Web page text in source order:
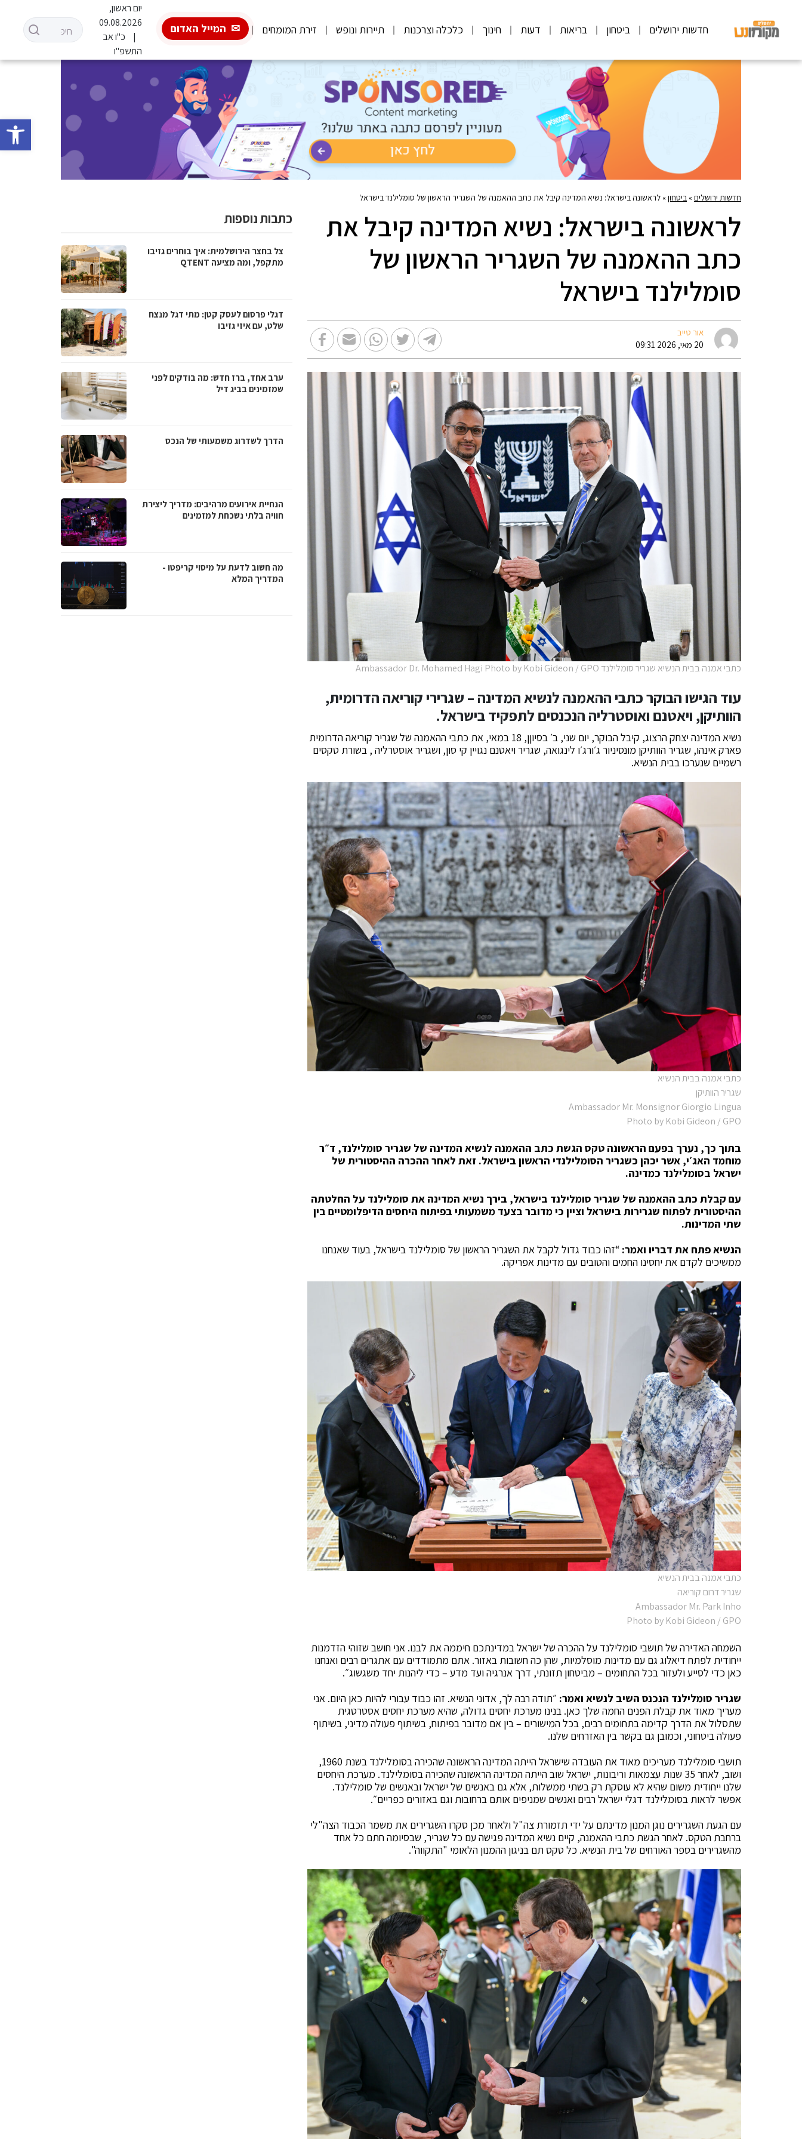
פתח
חדשות ירושלים ביטחון בריאות דעות חינוך כלכלה וצרכנות תיירות ונופש זירת המומחים המייל האדום
יום ראשון,
09.08.2026
כ"ו אב
התשפ"ו
חדשות ירושלים» ביטחון» לראשונה בישראל: נשיא המדינה קיבל את כתב ההאמנה של השגריר הראשון של סומלילנד בישראל
לראשונה בישראל: נשיא המדינה קיבל את
כתב ההאמנה של השגריר הראשון של
סומלילנד בישראל
אור טייב
20 מאי, 2026 09:31
כתבי אמנה בבית הנשיא שגריר סומלילנד Ambassador Dr. Mohamed Hagi Photo by Kobi Gideon / GPO
עוד הגישו הבוקר כתבי ההאמנה לנשיא המדינה – שגרירי קוריאה הדרומית,
הוותיקן, ויאטנם ואוסטרליה הנכנסים לתפקיד בישראל.
נשיא המדינה יצחק הרצוג, קיבל הבוקר, יום שני, ב׳ בסיוןן, 18 במאי, את כתבי ההאמנה של שגריר קוריאה הדרומית
פארק אינהו, שגריר הוותיקן מונסיניור ג׳ורג׳ו לינגואה, שגריר ויאטנם נגויין קי סון, ושגריר אוסטרליה , בשורת טקסים
רשמיים שנערכו בבית הנשיא.
כתבי אמנה בבית הנשיא
שגריר הוותיקן
Ambassador Mr. Monsignor Giorgio Lingua
Photo by Kobi Gideon / GPO
בתוך כך, נערך בפעם הראשונה טקס הגשת כתב ההאמנה לנשיא המדינה של שגריר סומלילנד, ד״ר
מוחמד האג׳י, אשר יכהן כשגריר הסומלילנדי הראשון בישראל. זאת לאחר ההכרה ההיסטורית של
ישראל בסומלילנד כמדינה.
עם קבלת כתב ההאמנה של שגריר סומלילנד בישראל, בירך נשיא המדינה את סומלילנד על החלטתה
ההיסטורית לפתוח שגרירות בישראל וציין כי מדובר בצעד משמעותי בפיתוח היחסים הדיפלומטיים בין
שתי המדינות.
הנשיא פתח את דבריו ואמר: “זהו כבוד גדול לקבל את השגריר הראשון של סומלילנד בישראל, בעוד שאנחנו
ממשיכים לקדם את יחסינו החמים והטובים עם מדינות אפריקה.
כתבי אמנה בבית הנשיא
שגריר דרום קוריאה
Ambassador Mr. Park Inho
Photo by Kobi Gideon / GPO
השמחה האדירה של תושבי סומלילנד על ההכרה של ישראל במדינתכם חיממה את לבנו. אני חושב שזוהי הזדמנות
ייחודית לפתח דיאלוג גם עם מדינות מוסלמיות, שהן כה חשובות באזור. אתם מתמודדים עם אתגרים רבים ואנחנו
כאן כדי לסייע ולעזור בכל התחומים – מביטחון תזונתי, דרך אנרגיה ועד מדע – כדי ליהנות יחד משגשוג״.
שגריר סומלילנד הנכנס השיב לנשיא ואמר: ״תודה רבה לך, אדוני הנשיא. זהו כבוד עבורי להיות כאן היום. אני
מעריך מאוד את קבלת הפנים החמה שלך כאן. בנינו מערכת יחסים גדולה, שהיא מערכת יחסים אסטרטגית
שתסלול את הדרך קדימה בתחומים רבים, בכל המישורים – בין אם מדובר בפיתוח, בשיתוף פעולה מדיני, בשיתוף
פעולה ביטחוני, וכמובן גם בקשר בין האזרחים שלנו.
תושבי סומלילנד מעריכים מאוד את העובדה שישראל הייתה המדינה הראשונה שהכירה בסומלילנד בשנת 1960,
ושוב, לאחר 35 שנות עצמאות וריבונות, ישראל שוב הייתה המדינה הראשונה שהכירה בסומלילנד. מערכת היחסים
שלנו ייחודית משום שהיא לא עוסקת רק בשתי ממשלות, אלא גם באנשים של ישראל ובאנשים של סומלילנד.
אפשר לראות בסומלילנד דגלי ישראל רבים ואנשים שמניפים אותם ברחובות וגם באזורים כפריים״.
עם הגעת השגרירים נוגן המנון מדינתם על ידי תזמורת צה"ל ולאחר מכן סקרו השגרירים את משמר הכבוד הצה"לי
ברחבת הטקס. לאחר הגשת כתבי ההאמנה, קיים נשיא המדינה פגישה עם כל שגריר, שבסיומה חתם כל אחד
מהשגרירים בספר האורחים של בית הנשיא. כל טקס תם בניגון ההמנון הלאומי "התקווה".
כתבות נוספות
צל בחצר הירושלמית: איך בוחרים גזיבו
מתקפל, ומה מציעה QTENT
דגלי פרסום לעסק קטן: מתי דגל מנצח
שלט, עם איזי גזיבו
ערב אחד, ברז חדש: מה בודקים לפני
שמזמינים בביג דיל
הדרך לשדרוג משמעותי של הנכס
הנחיית אירועים מרהיבים: מדריך ליצירת
חוויה בלתי נשכחת למזמינים
מה חשוב לדעת על מיסוי קריפטו -
המדריך המלא